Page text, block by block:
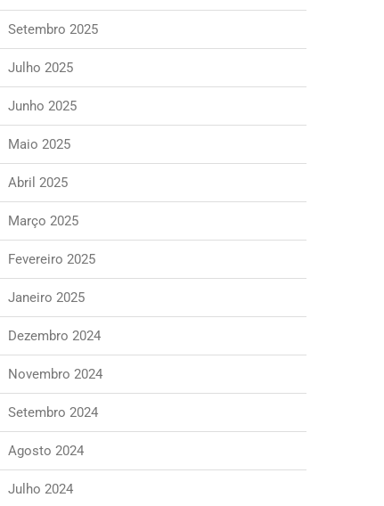
Setembro 2025
Julho 2025
Junho 2025
Maio 2025
Abril 2025
Março 2025
Fevereiro 2025
Janeiro 2025
Dezembro 2024
Novembro 2024
Setembro 2024
Agosto 2024
Julho 2024